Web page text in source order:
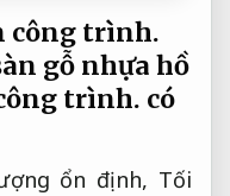
công trình.
gỗ nhựa hồ
trình. có
ổn định, Tối